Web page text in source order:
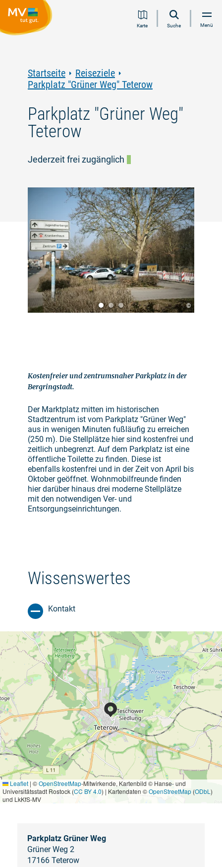
Inhalt
Navigation
Volltextsuche
FooterKarte Suche Menü
Startseite
Reiseziele
Parkplatz "Grüner Weg" Teterow
Parkplatz "Grüner Weg"
Teterow
Jederzeit frei zugänglich
©
Kostenfreier und zentrumsnaher Parkplatz in der
Bergringstadt.
Der Marktplatz mitten im historischen
Stadtzentrum ist vom Parkplatz "Grüner Weg"
aus in wenigen Minuten fußläufig zu erreichen
(250 m). Die Stellplätze hier sind kostenfrei und
zeitlich unbegrenzt. Auf dem Parkplatz ist eine
öffentliche Toilette zu finden. Diese ist
ebenfalls kostenfrei und in der Zeit von April bis
Oktober geöffnet. Wohnmobilfreunde finden
hier darüber hinaus drei moderne Stellplätze
mit den notwendigen Ver- und
Entsorgungseinrichtungen.
Wissenswertes
Kontakt
Leaflet | ©OpenStreetMap-Mitwirkende, Kartenbild © Hanse- und
Universitätsstadt Rostock (CC BY 4.0) | Kartendaten ©OpenStreetMap (ODbL )
und LkKfS-MV
Parkplatz Grüner Weg
Grüner Weg 2
17166 Teterow